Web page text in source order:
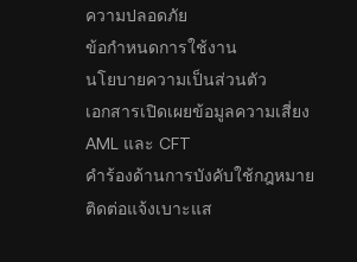
ความปลอดภัย
ข้อกำหนดการใช้งาน
นโยบายความเป็นส่วนตัว
เอกสารเปิดเผยข้อมูลความเสี่ยง
AML และ CFT
คำร้องด้านการบังคับใช้กฎหมาย
ติดต่อแจ้งเบาะแส